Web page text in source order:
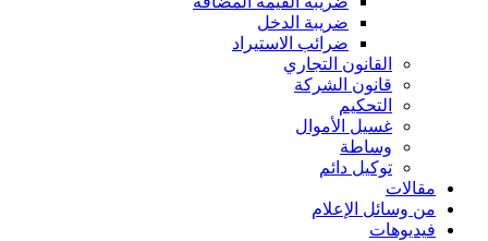
ضريبة الدخل
ضرائب الاستيراد
القانون التجاري
قانون الشركة
التحكيم
غسيل الأموال
وساطة
توكيل دائم
مقالات
من وسائل الإعلام
فيديوهات